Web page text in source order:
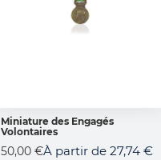
AJOUTER AU PANIER
Miniature des Engagés
Volontaires
50,00 €À partir de 27,74 €